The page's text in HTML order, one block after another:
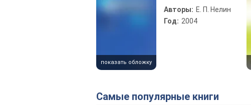
показать обложку
Авторы: Е. П. Нелин
Год: 2004
Самые популярные книги